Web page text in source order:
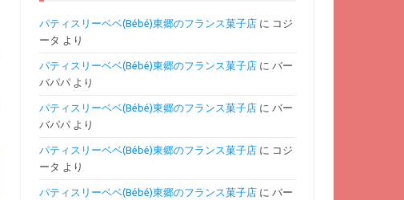
パティスリーベベ(Bébé)東郷のフランス菓子店に コジ
ータ より
パティスリーベベ(Bébé)東郷のフランス菓子店に バー
バパパより
パティスリーベベ(Bébé)東郷のフランス菓子店に バー
バパパより
パティスリーベベ(Bébé)東郷のフランス菓子店に コジ
ータ より
パティスリーベベ(Bébé)東郷のフランス菓子店に バー